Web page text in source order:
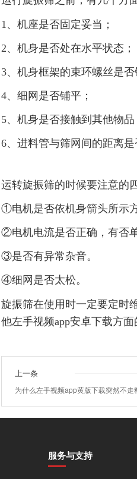
1、机座是否固定妥当；
2、机身是否处在水平状态；
3、机身框架的束环螺丝是否锁
4、细网是否铺平；
5、机身是否接触到其他物品
6、进料管与筛网间的距离是否
运转旋振筛的时候要注意的四个
①电机是否依机身箭头所示方向
②电机电流是否正确，有否单
③是否有异常杂音。
④细网是否太松。
旋振筛在使用时一定要定时维
他左手视频app安卓下载方面
上一条
为什么左手视频app黄版下载突然不走
服务与支持